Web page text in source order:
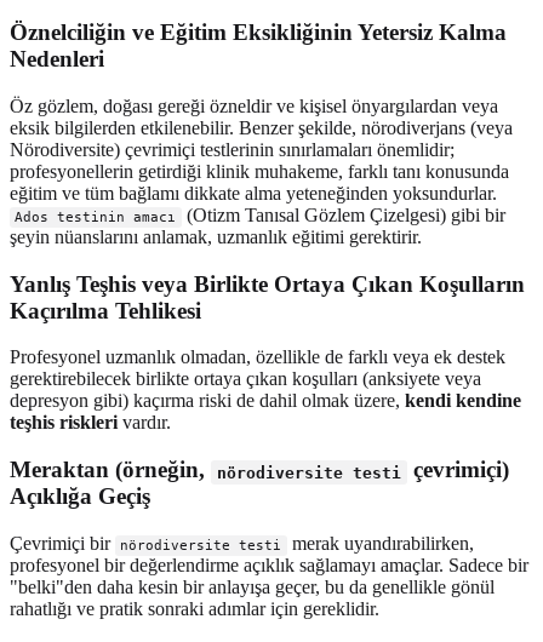
Öznelciliğin ve Eğitim Eksikliğinin Yetersiz Kalma
Nedenleri
Öz gözlem, doğası gereği özneldir ve kişisel önyargılardan veya
eksik bilgilerden etkilenebilir. Benzer şekilde, nörodiverjans (veya
Nörodiversite) çevrimiçi testlerinin sınırlamaları önemlidir;
profesyonellerin getirdiği klinik muhakeme, farklı tanı konusunda
eğitim ve tüm bağlamı dikkate alma yeteneğinden yoksundurlar.
Ados testinin amacı
(Otizm Tanısal Gözlem Çizelgesi) gibi bir
şeyin nüanslarını anlamak, uzmanlık eğitimi gerektirir.
Yanlış Teşhis veya Birlikte Ortaya Çıkan Koşulların
Kaçırılma Tehlikesi
Profesyonel uzmanlık olmadan, özellikle de farklı veya ek destek
gerektirebilecek birlikte ortaya çıkan koşulları (anksiyete veya
depresyon gibi) kaçırma riski de dahil olmak üzere, kendi kendine
teşhis risklerivardır.
Meraktan (örneğin, nörodiversite testi
çevrimiçi)
Açıklığa Geçiş
Çevrimiçi bir nörodiversite testi
merak uyandırabilirken,
profesyonel bir değerlendirme açıklık sağlamayı amaçlar. Sadece bir
"belki"den daha kesin bir anlayışa geçer, bu da genellikle gönül
rahatlığı ve pratik sonraki adımlar için gereklidir.